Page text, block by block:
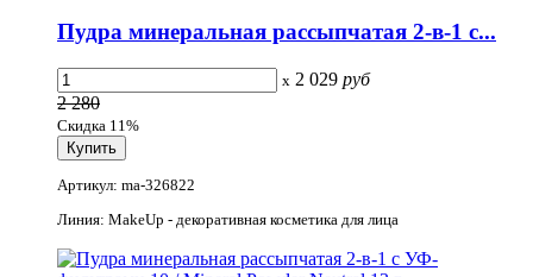
Пудра минеральная рассыпчатая 2-в-1 с...
x 2 029 руб
2 280
Скидка 11%
Артикул: ma-326822
Линия: MakeUp - декоративная косметика для лица